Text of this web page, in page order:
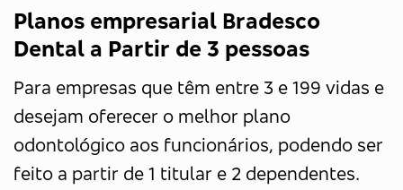
Planos empresarial Bradesco
Dental a Partir de 3 pessoas
Para empresas que têm entre 3 e 199 vidas e
desejam oferecer o melhor plano
odontológico aos funcionários, podendo ser
feito a partir de 1 titular e 2 dependentes.